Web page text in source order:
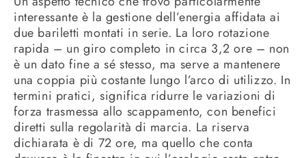
interessante è la gestione dell’energia affidata ai
due bariletti montati in serie. La loro rotazione
rapida – un giro completo in circa 3,2 ore – non
è un dato fine a sé stesso, ma serve a mantenere
una coppia più costante lungo l’arco di utilizzo. In
termini pratici, significa ridurre le variazioni di
forza trasmessa allo scappamento, con benefici
diretti sulla regolarità di marcia. La riserva
dichiarata è di 72 ore, ma quello che conta